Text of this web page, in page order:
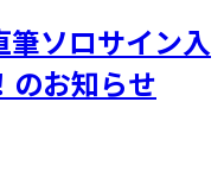
筆ソロサイン入
のお知らせ